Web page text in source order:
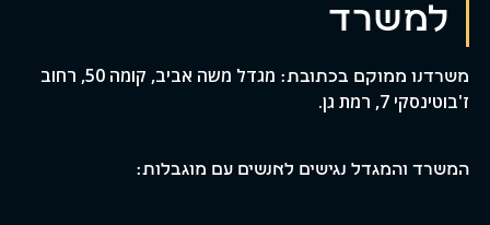
למשרד
משרדנו ממוקם בכתובת:
מגדל משה אביב, קומה 50, רחוב
ז'בוטינסקי 7, רמת גן.
המשרד והמגדל נגישים לאנשים עם מוגבלות: